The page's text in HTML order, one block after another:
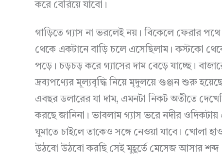
করে বেরিয়ে যাবো।
গাড়িতে গ্যাস না ভরলেই নয়। বিকেলে ফেরার
থেকে একটানে বাড়ি চলে এসেছিলাম। কস্টকো
পড়ে। চড়চড় করে গ্যাসের দাম বেড়ে যাচ্ছে।
দ্রব্যপণ্যের মূল্যবৃদ্ধি নিয়ে মৃদুলয়ে গুঞ্জন শুরু
এবছর ডলারের যা দাম, এমনটা নিকট অতীতে
করছে জানিনা। ভাবলাম গ্যাস ভরে নদীর
ঘুমাতে চাইলে তাকেও সঙ্গে নেওয়া যাবে। খোলা
উঠবো উঠবো করছি সেই মুহূর্তে মেসেজ আসার